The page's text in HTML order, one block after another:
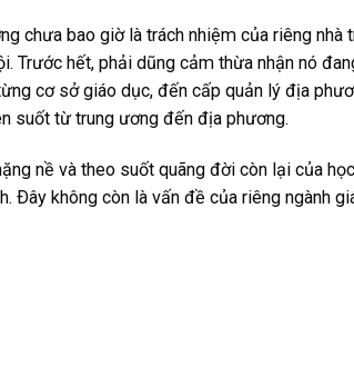
chưa bao giờ là trách nhiệm của riêng
Trước hết, phải dũng cảm thừa nhận nó
cơ sở giáo dục, đến cấp quản lý địa
suốt từ trung ương đến địa phương.
nề và theo suốt quãng đời còn lại của
Ðây không còn là vấn đề của riêng ngành